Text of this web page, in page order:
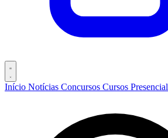
Início Notícias Concursos Cursos Presencial